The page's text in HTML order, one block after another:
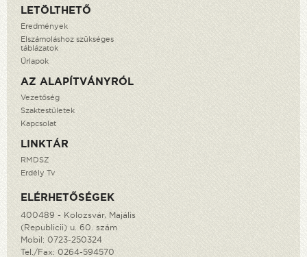
LETÖLTHETŐ
Eredmények
Elszámoláshoz szükséges
táblázatok
Űrlapok
AZ ALAPÍTVÁNYRÓL
Vezetőség
Szaktestületek
Kapcsolat
LINKTÁR
RMDSZ
Erdély Tv
ELÉRHETŐSÉGEK
400489 - Kolozsvár, Majális
(Republicii) u. 60. szám
Mobil: 0723-250324
Tel./Fax: 0264-594570